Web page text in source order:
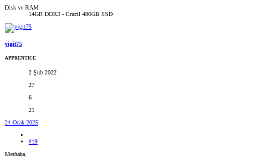
Disk ve RAM
14GB DDR3 - Crucil 480GB SSD
yigit75
APPRENTICE
2 Şub 2022
27
6
21
24 Ocak 2025
#19
Merhaba,